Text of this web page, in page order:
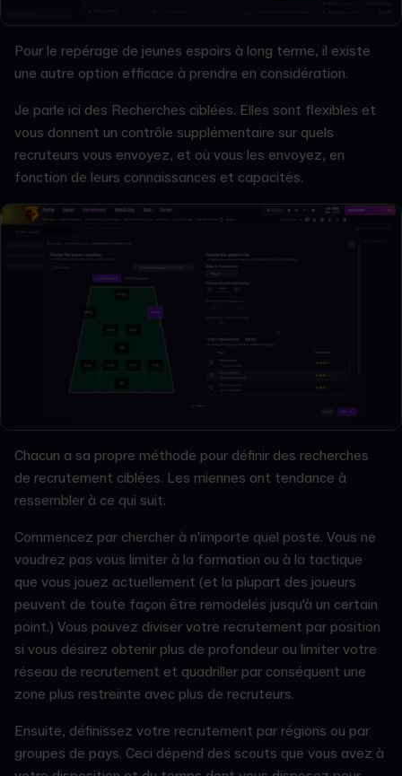
Pour le repérage de jeunes espoirs à long terme, il existe
une autre option efficace à prendre en considération.
Je parle ici des Recherches ciblées. Elles sont flexibles et
vous donnent un contrôle supplémentaire sur quels
recruteurs vous envoyez, et où vous les envoyez, en
fonction de leurs connaissances et capacités.
Chacun a sa propre méthode pour définir des recherches
de recrutement ciblées. Les miennes ont tendance à
ressembler à ce qui suit.
Commencez par chercher à n'importe quel poste. Vous ne
voudrez pas vous limiter à la formation ou à la tactique
que vous jouez actuellement (et la plupart des joueurs
peuvent de toute façon être remodelés jusqu'à un certain
point.) Vous pouvez diviser votre recrutement par position
si vous désirez obtenir plus de profondeur ou limiter votre
réseau de recrutement et quadriller par conséquent une
zone plus restreinte avec plus de recruteurs.
Ensuite, définissez votre recrutement par régions ou par
groupes de pays. Ceci dépend des scouts que vous avez à